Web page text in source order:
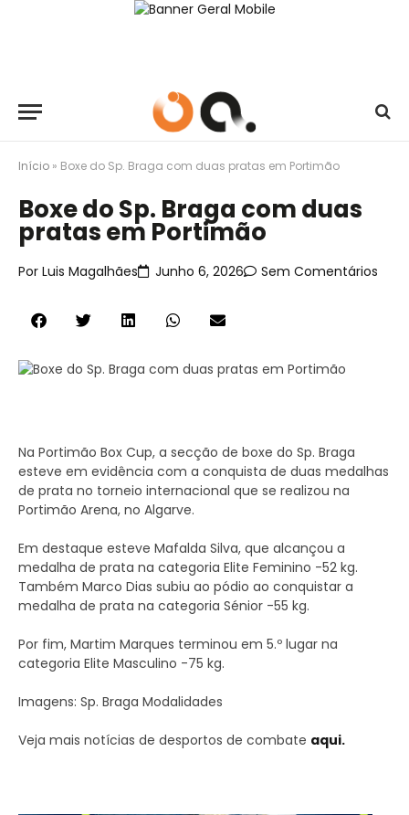
Início » Boxe do Sp. Braga com duas pratas em Portimão
Boxe do Sp. Braga com duas
pratas em Portimão
Por Luis Magalhães Junho 6, 2026 Sem Comentários
Na Portimão Box Cup, a secção de boxe do Sp. Braga
esteve em evidência com a conquista de duas medalhas
de prata no torneio internacional que se realizou na
Portimão Arena, no Algarve.
Em destaque esteve Mafalda Silva, que alcançou a
medalha de prata na categoria Elite Feminino -52 kg.
Também Marco Dias subiu ao pódio ao conquistar a
medalha de prata na categoria Sénior -55 kg.
Por fim, Martim Marques terminou em 5.º lugar na
categoria Elite Masculino -75 kg.
Imagens: Sp. Braga Modalidades
Veja mais notícias de desportos de combate aqui.